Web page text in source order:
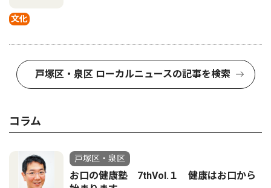
文化
戸塚区・泉区 ローカルニュースの記事を検索
コラム
戸塚区・泉区
お口の健康塾 7thVol.１ 健康はお口から